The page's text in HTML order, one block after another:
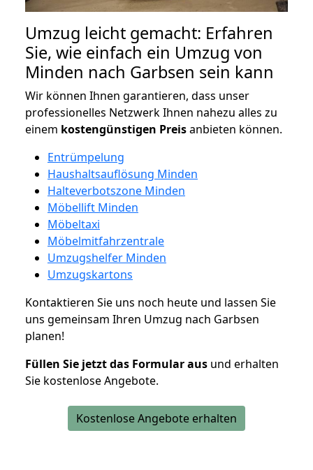
Umzug leicht gemacht: Erfahren
Sie, wie einfach ein Umzug von
Minden nach Garbsen sein kann
Wir können Ihnen garantieren, dass unser
professionelles Netzwerk Ihnen nahezu alles zu
einem kostengünstigen Preisanbieten können.
Entrümpelung
Haushaltsauflösung Minden
Halteverbotszone Minden
Möbellift Minden
Möbeltaxi
Möbelmitfahrzentrale
Umzugshelfer Minden
Umzugskartons
Kontaktieren Sie uns noch heute und lassen Sie
uns gemeinsam Ihren Umzug nach Garbsen
planen!
Füllen Sie jetzt das Formular aus und erhalten
Sie kostenlose Angebote.
Kostenlose Angebote erhalten